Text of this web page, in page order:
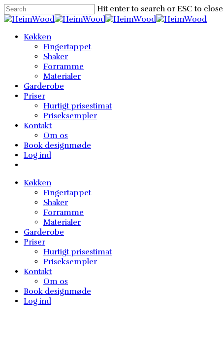
Skip
to
content
Hit enter to search or ESC to close
Close
MenuKøkken
Fingertappet
Shaker
Forramme
Materialer
Garderobe
Priser
Hurtigt prisestimat
Priseksempler
Kontakt
Om os
Book designmøde
Log ind
Køkken
Fingertappet
Shaker
Forramme
Materialer
Garderobe
Priser
Hurtigt prisestimat
Priseksempler
Kontakt
Om os
Book designmøde
Log ind